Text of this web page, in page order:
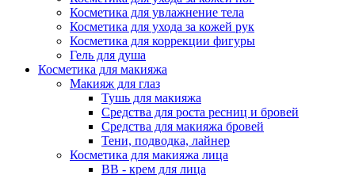
Косметика для увлажнение тела
Косметика для ухода за кожей рук
Косметика для коррекции фигуры
Гель для душа
Косметика для макияжа
Макияж для глаз
Тушь для макияжа
Средства для роста ресниц и бровей
Средства для макияжа бровей
Тени, подводка, лайнер
Косметика для макияжа лица
ВВ - крем для лица